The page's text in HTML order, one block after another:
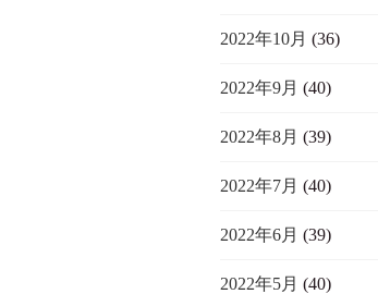
2022年10月 (36)
2022年9月 (40)
2022年8月 (39)
2022年7月 (40)
2022年6月 (39)
2022年5月 (40)